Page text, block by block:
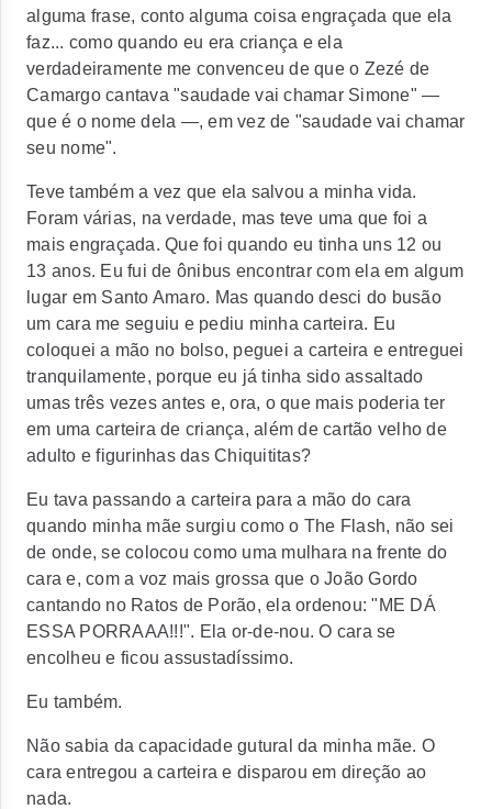
alguma frase, conto alguma coisa engraçada que ela
faz... como quando eu era criança e ela
verdadeiramente me convenceu de que o Zezé de
Camargo cantava "saudade vai chamar Simone" —
que é o nome dela —, em vez de "saudade vai chamar
seu nome".
Teve também a vez que ela salvou a minha vida.
Foram várias, na verdade, mas teve uma que foi a
mais engraçada. Que foi quando eu tinha uns 12 ou
13 anos. Eu fui de ônibus encontrar com ela em algum
lugar em Santo Amaro. Mas quando desci do busão
um cara me seguiu e pediu minha carteira. Eu
coloquei a mão no bolso, peguei a carteira e entreguei
tranquilamente, porque eu já tinha sido assaltado
umas três vezes antes e, ora, o que mais poderia ter
em uma carteira de criança, além de cartão velho de
adulto e figurinhas das Chiquititas?
Eu tava passando a carteira para a mão do cara
quando minha mãe surgiu como o The Flash, não sei
de onde, se colocou como uma mulhara na frente do
cara e, com a voz mais grossa que o João Gordo
cantando no Ratos de Porão, ela ordenou: "ME DÁ
ESSA PORRAAA!!!". Ela or-de-nou. O cara se
encolheu e ficou assustadíssimo.
Eu também.
Não sabia da capacidade gutural da minha mãe. O
cara entregou a carteira e disparou em direção ao
nada.